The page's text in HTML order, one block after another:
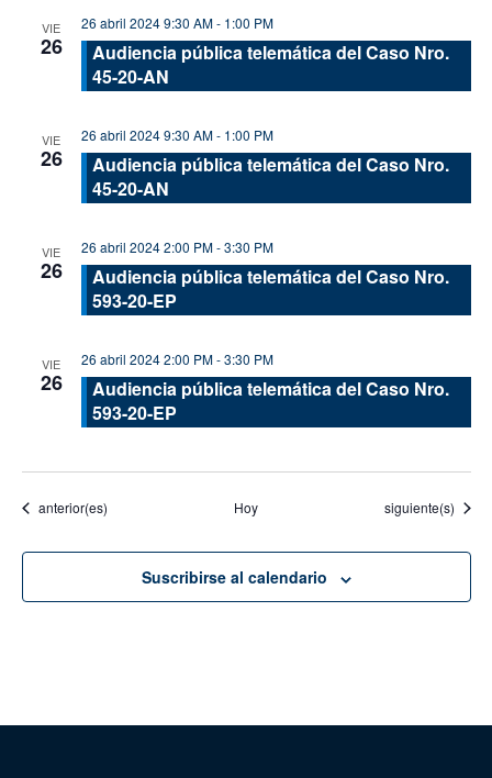
VIE
26
26 abril 2024 9:30 AM- 1:00 PM
Audiencia pública telemática del Caso Nro.
45-20-AN
VIE
26
26 abril 2024 9:30 AM- 1:00 PM
Audiencia pública telemática del Caso Nro.
45-20-AN
VIE
26
26 abril 2024 2:00 PM-3:30 PM
Audiencia pública telemática del Caso Nro.
593-20-EP
VIE
26
26 abril 2024 2:00 PM-3:30 PM
Audiencia pública telemática del Caso Nro.
593-20-EP
Eventos
anterior(es) Hoy Eventos
siguiente(s)
Suscribirse al calendario